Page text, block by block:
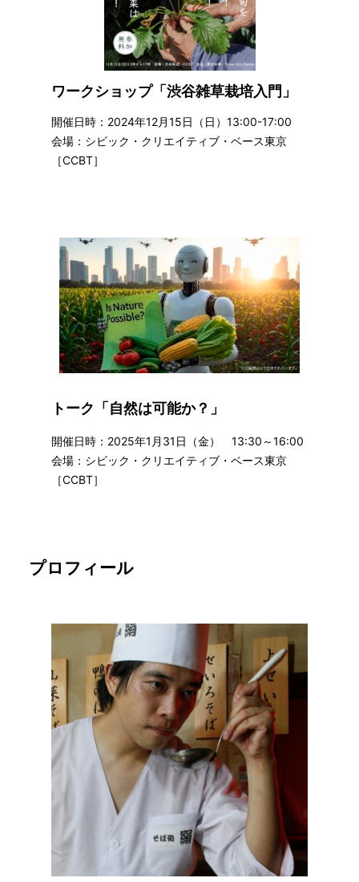
ワークショップ「渋谷雑草栽培入門」
開催日時：2024年12月15日（日）13:00-17:00
会場：シビック・クリエイティブ・ベース東京
［CCBT］
トーク「自然は可能か？」
開催日時：2025年1月31日（金） 13:30～16:00
会場：シビック・クリエイティブ・ベース東京
［CCBT］
プロフィール